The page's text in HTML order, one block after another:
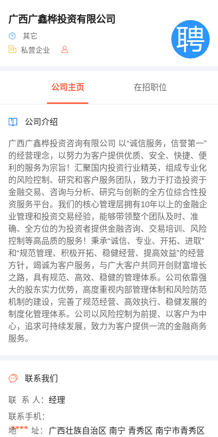
广西广鑫桦投资有限公司
其它
私营企业
公司主页 在招职位
公司介绍
广西广鑫桦投资咨询有限公司 以“诚信服务，信誉第一”
的经营理念，以努力为客户提供优质、安全、快捷、便
利的服务为宗旨！汇聚国内投资行业精英，组成专业化
的风险控制、研究和客户服务团队，致力于打造投资于
金融交易、咨询与分析、研究与创新的全方位综合性投
资服务平台。我们的核心管理层拥有10年以上的金融企
业管理和投资交易经验，能够带领整个团队及时、准
确、全方位的为投资者提供金融咨询、交易培训、风险
控制等高品质的服务！秉承“诚信、专业、开拓、进取”
和“规范管理、积极开拓、稳健经营、提高效益”的经营
方针，竭诚为客户服务，与广大客户共同开创财富增长
之路，具有规范、高效、稳健的管理体系。公司依靠强
大的股东实力优势，高度重视内部管理体制和风险防范
机制的建设，完善了规范经营、高效执行、稳健发展的
制度化管理体系。公司以风险控制为前提、以客户为中
心，追求可持续发展，致力为客户提供一流的金融商务
服务。
联系我们
联 系 人： 经理
联系手机：
****
地 址： 广西壮族自治区 南宁 青秀区 南宁市青秀区